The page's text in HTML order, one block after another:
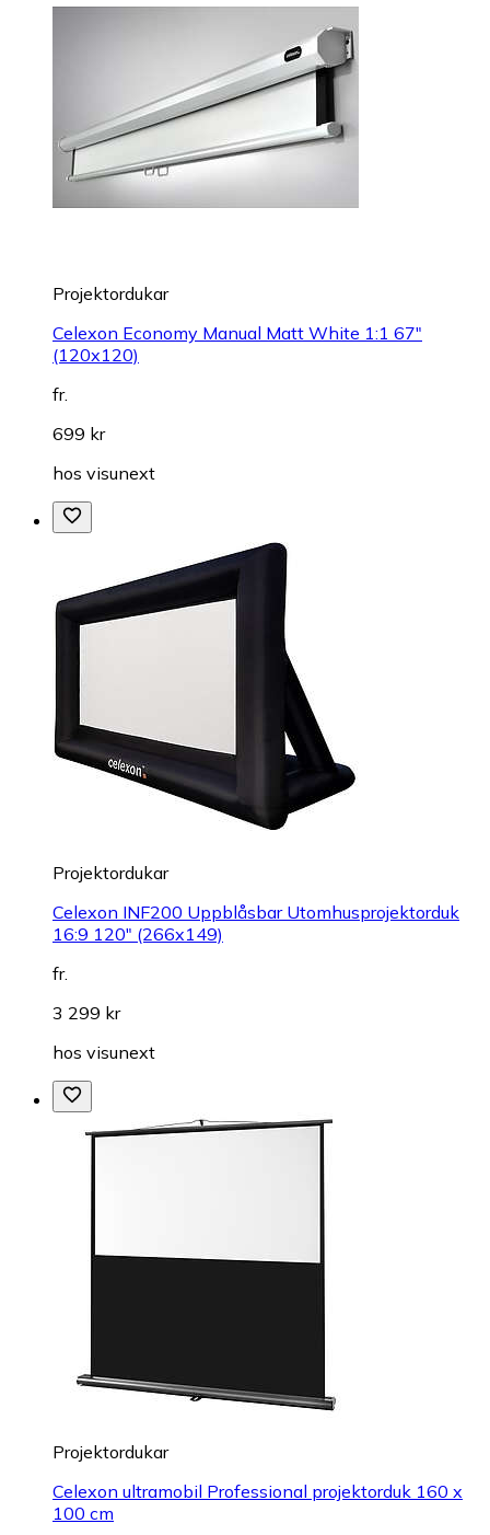
Projektordukar
Celexon Economy Manual Matt White 1:1 67"
(120x120)
fr.
699 kr
hos visunext
Projektordukar
Celexon INF200 Uppblåsbar Utomhusprojektorduk
16:9 120" (266x149)
fr.
3 299 kr
hos visunext
Projektordukar
Celexon ultramobil Professional projektorduk 160 x
100 cm